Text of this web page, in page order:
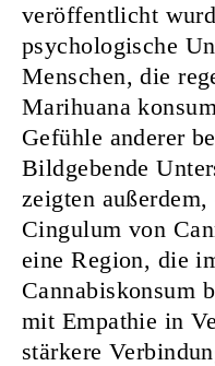
veröffentlicht
psychologische
Menschen, die
Marihuana
Gefühle anderer
Bildgebende
zeigten außerdem,
Cingulum von
eine Region, die
Cannabiskonsum
mit Empathie in
stärkere